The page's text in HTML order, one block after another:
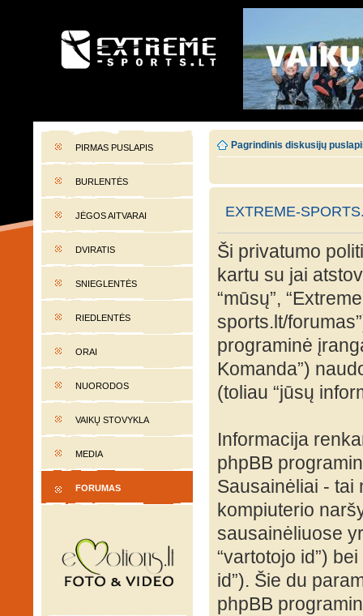
EXTREME-SPORTS.LT
PIRMAS PUSLAPIS
BURLENTĖS
JĖGOS AITVARAI
DVIRATIS
SNIEGLENTĖS
RIEDLENTĖS
ORAI
NUORODOS
VAIKŲ STOVYKLA
MEDIA
FORUMAS
Pagrindinis diskusijų
EXTREME-
Ši privatumo
kartu su jai
“mūsų”,
sports.lt/
programinė
Komanda”)
(toliau “jūsų
Informacija
phpBB
Sausainėliai - tai
kompiuterio
sausainėliuose
“vartotojo id”)
id”). Šie du
phpBB